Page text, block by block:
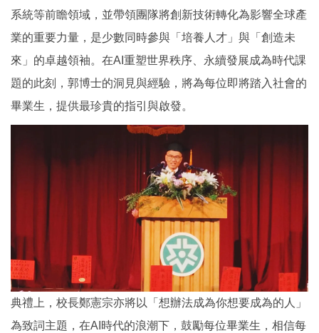
系統等前瞻領域，並帶領團隊將創新技術轉化為影響全球產
業的重要力量，是少數同時參與「培養人才」與「創造未
來」的卓越領袖。在AI重塑世界秩序、永續發展成為時代課
題的此刻，郭博士的洞見與經驗，將為每位即將踏入社會的
畢業生，提供最珍貴的指引與啟發。
典禮上，校長鄭憲宗亦將以「想辦法成為你想要成為的人」
為致詞主題，在AI時代的浪潮下，鼓勵每位畢業生，相信每